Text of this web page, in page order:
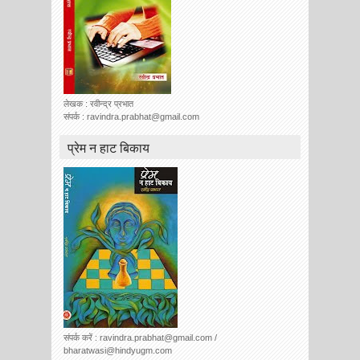
लेखक : रवीन्द्र प्रभात
संपर्क : ravindra.prabhat@gmail.com
प्रेम न हाट बिकाय
संपर्क करें : ravindra.prabhat@gmail.com /
bharatwasi@hindyugm.com